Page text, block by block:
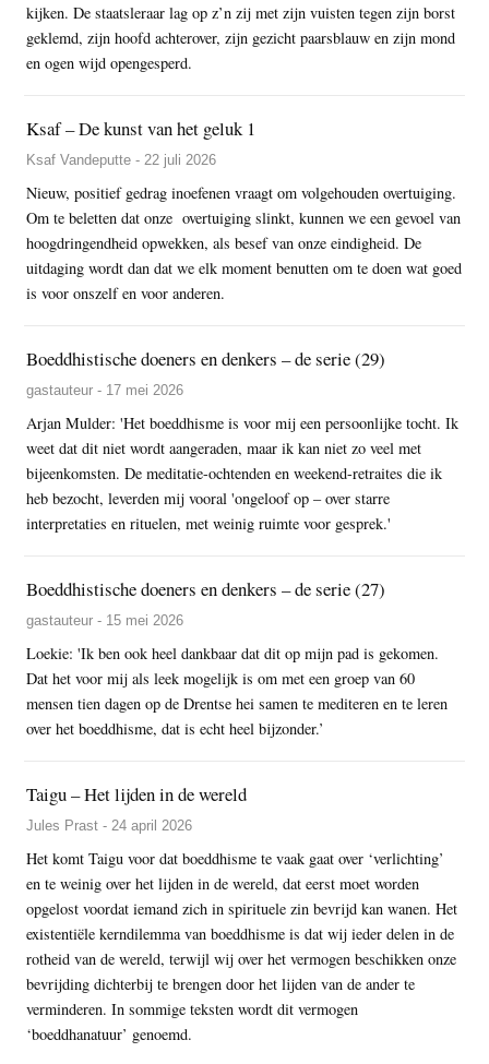
kijken. De staatsleraar lag op z’n zij met zijn vuisten tegen zijn borst
geklemd, zijn hoofd achterover, zijn gezicht paarsblauw en zijn mond
en ogen wijd opengesperd.
Ksaf – De kunst van het geluk 1
Ksaf Vandeputte - 22 juli 2026
Nieuw, positief gedrag inoefenen vraagt om volgehouden overtuiging.
Om te beletten dat onze overtuiging slinkt, kunnen we een gevoel van
hoogdringendheid opwekken, als besef van onze eindigheid. De
uitdaging wordt dan dat we elk moment benutten om te doen wat goed
is voor onszelf en voor anderen.
Boeddhistische doeners en denkers – de serie (29)
gastauteur - 17 mei 2026
Arjan Mulder: 'Het boeddhisme is voor mij een persoonlijke tocht. Ik
weet dat dit niet wordt aangeraden, maar ik kan niet zo veel met
bijeenkomsten. De meditatie-ochtenden en weekend-retraites die ik
heb bezocht, leverden mij vooral 'ongeloof op – over starre
interpretaties en rituelen, met weinig ruimte voor gesprek.'
Boeddhistische doeners en denkers – de serie (27)
gastauteur - 15 mei 2026
Loekie: 'Ik ben ook heel dankbaar dat dit op mijn pad is gekomen.
Dat het voor mij als leek mogelijk is om met een groep van 60
mensen tien dagen op de Drentse hei samen te mediteren en te leren
over het boeddhisme, dat is echt heel bijzonder.’
Taigu – Het lijden in de wereld
Jules Prast - 24 april 2026
Het komt Taigu voor dat boeddhisme te vaak gaat over ‘verlichting’
en te weinig over het lijden in de wereld, dat eerst moet worden
opgelost voordat iemand zich in spirituele zin bevrijd kan wanen. Het
existentiële kerndilemma van boeddhisme is dat wij ieder delen in de
rotheid van de wereld, terwijl wij over het vermogen beschikken onze
bevrijding dichterbij te brengen door het lijden van de ander te
verminderen. In sommige teksten wordt dit vermogen
‘boeddhanatuur’ genoemd.